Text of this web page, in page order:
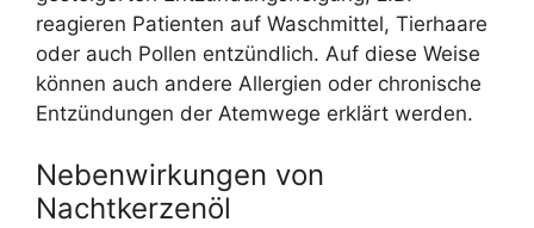
reagieren Patienten auf Waschmittel, Tierhaare
oder auch Pollen entzündlich. Auf diese Weise
können auch andere Allergien oder chronische
Entzündungen der Atemwege erklärt werden.
Nebenwirkungen von
Nachtkerzenöl